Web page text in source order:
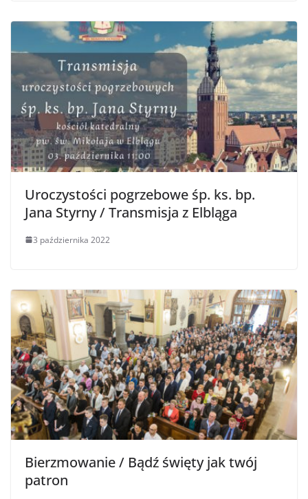
Uroczystości pogrzebowe śp. ks. bp.
Jana Styrny / Transmisja z Elbląga
3 października 2022
Bierzmowanie / Bądź święty jak twój
patron